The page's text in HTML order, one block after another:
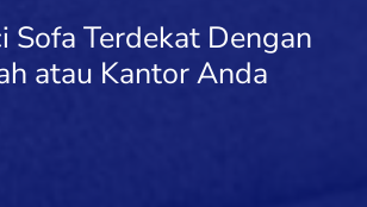
Sofa Terdekat Dengan
atau Kantor Anda